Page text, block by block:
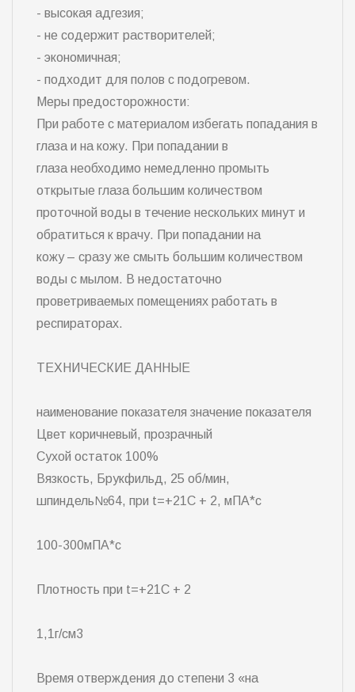
- высокая адгезия;
- не содержит растворителей;
- экономичная;
- подходит для полов с подогревом.
Меры предосторожности:
При работе с материалом избегать попадания в
глаза и на кожу. При попадании в
глаза необходимо немедленно промыть
открытые глаза большим количеством
проточной воды в течение нескольких минут и
обратиться к врачу. При попадании на
кожу – сразу же смыть большим количеством
воды с мылом. В недостаточно
проветриваемых помещениях работать в
респираторах.
ТЕХНИЧЕСКИЕ ДАННЫЕ
наименование показателя значение показателя
Цвет коричневый, прозрачный
Сухой остаток 100%
Вязкость, Брукфильд, 25 об/мин,
шпиндель№64, при t=+21C + 2, мПА*с
100-300мПА*с
Плотность при t=+21C + 2
1,1г/см3
Время отверждения до степени 3 «на